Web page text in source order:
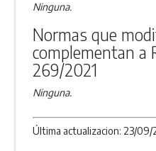
Ninguna.
Normas que
complementan a
269/2021
Ninguna.
Última actualizacion: 23/